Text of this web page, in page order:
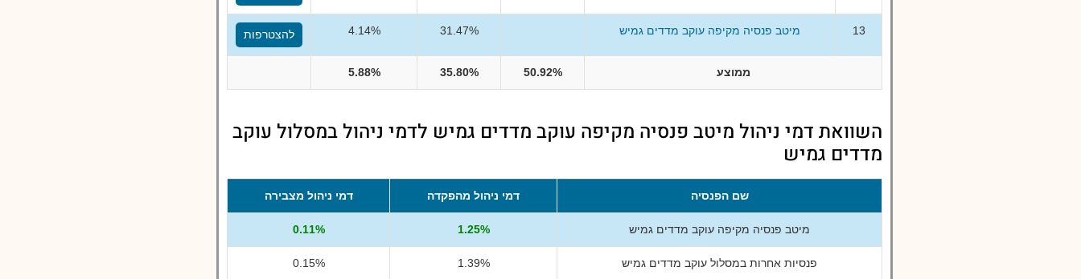
13 מיטב פנסיה מקיפה עוקב מדדים גמיש 31.47%
4.14% להצטרפות
ממוצע 50.92%
35.80%
5.88%
השוואת דמי ניהול מיטב פנסיה מקיפה עוקב מדדים גמיש לדמי ניהול במסלול עוקב
מדדים גמיש
שם הפנסיה דמי ניהול מהפקדה דמי ניהול מצבירה
מיטב פנסיה מקיפה עוקב מדדים גמיש 1.25%
0.11%
פנסיות אחרות במסלול עוקב מדדים גמיש 1.39%
0.15%